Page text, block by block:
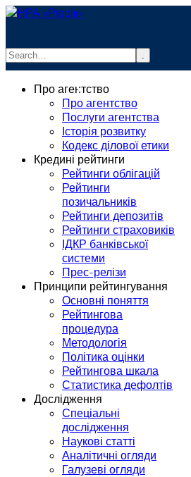
.
Про агентство
Про агентство
Послуги агентства
Історія розвитку
Кодекс ділової етики
Кредині рейтинги
Рейтинги облігацій
Рейтинги
позичальників
Рейтинги депозитів
Рейтинги страховиків
ІДКР банківської
системи
Прес-релізи
Принципи рейтингування
Основні поняття
Рейтингова
процедура
Методологія
Політика оцінки
Рейтингова шкала
Статистика дефолтів
Дослідження
Спеціальні
дослідження
Наукові статті
Аналітичні огляди
Галузеві огляди